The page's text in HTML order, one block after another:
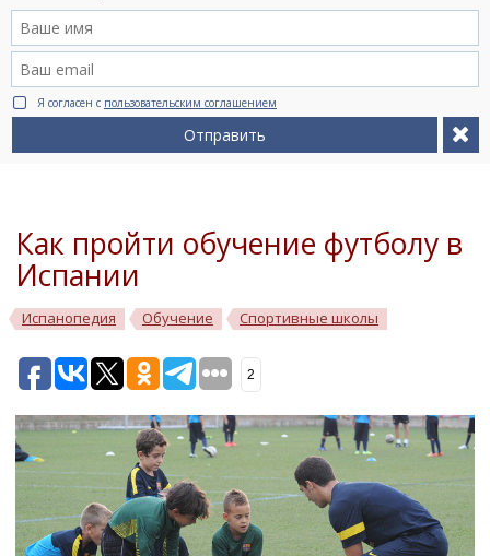
Лечение
Недвижимость
Бизнес
Документы
Я согласен с пользовательским соглашением
Отправить
Как пройти обучение футболу в
Испании
Испанопедия Обучение Спортивные школы
2